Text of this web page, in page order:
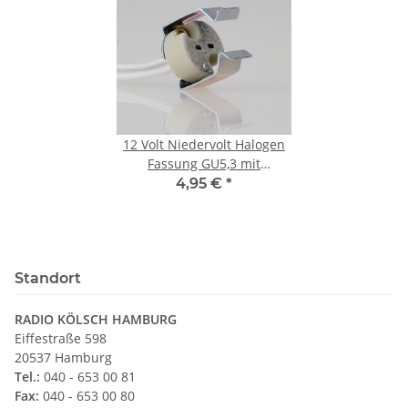
12 Volt Niedervolt Halogen
Fassung GU5,3 mit
Halterung für
4,95 € *
Standort
RADIO KÖLSCH HAMBURG
Eiffestraße 598
20537 Hamburg
Tel.: 040 - 653 00 81
Fax: 040 - 653 00 80